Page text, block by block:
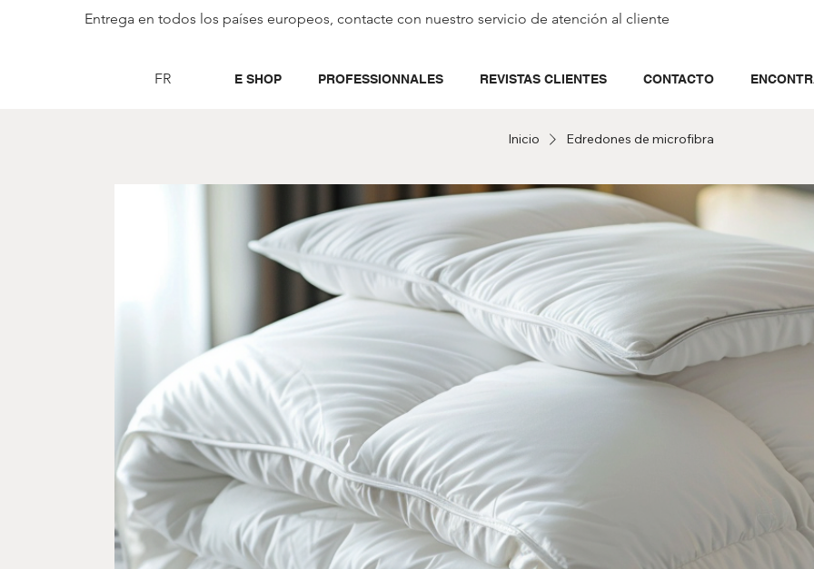
Entrega en todos los países europeos, contacte con nuestro servicio de atención al cliente
E SHOP PROFESSIONNALES REVISTAS CLIENTES CONTACTO
FR
Inicio Edredones de microfibra